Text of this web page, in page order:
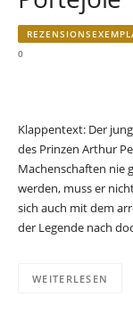
0
Klappentext: Der
des Prinzen Arthur
Machenschaften nie
werden, muss er
sich auch mit dem
der Legende nach
WEITERLESEN